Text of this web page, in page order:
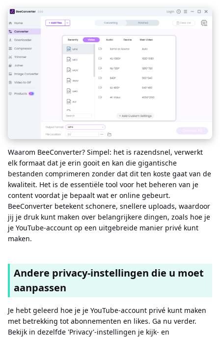
Waarom BeeConverter? Simpel: het is razendsnel, verwerkt
elk formaat dat je erin gooit en kan die gigantische
bestanden comprimeren zonder dat dit ten koste gaat van de
kwaliteit. Het is de essentiële tool voor het beheren van je
content voordat je bepaalt wat er online gebeurt.
BeeConverter betekent schonere, snellere uploads, waardoor
jij je druk kunt maken over belangrijkere dingen, zoals hoe je
je YouTube-account op een uitgebreide manier privé kunt
maken.
Andere privacy-instellingen die u moet
aanpassen
Je hebt geleerd hoe je je YouTube-account privé kunt maken
met betrekking tot abonnementen en likes. Ga nu verder.
Bekijk in dezelfde 'Privacy'-instellingen je kijk- en